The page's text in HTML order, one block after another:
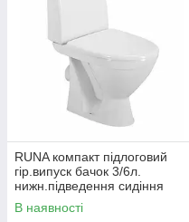
RUNA компакт підлоговий
гір.випуск бачок 3/6л.
нижн.підведення сидіння
тверде (укр.)
В наявності